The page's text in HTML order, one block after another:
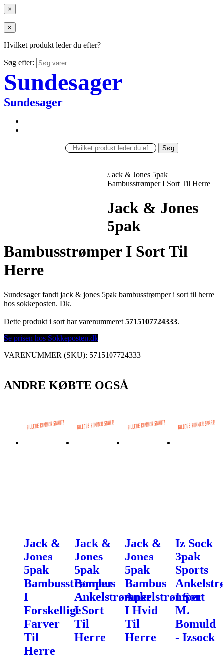
×
×
Hvilket produkt leder du efter?
Søg efter:
Sundesager
Sundesager
Søg
/Jack & Jones 5pak
Bambusstrømper I Sort Til Herre
Jack & Jones
5pak
Bambusstrømper I Sort Til
Herre
Sundesager fandt jack & jones 5pak bambusstrømper i sort til herre
hos sokkeposten. Dk.
Dette produkt i sort har varenummeret 5715107724333.
Se prisen hos Sokkeposten.dk
VARENUMMER (SKU): 5715107724333
ANDRE KØBTE OGSÅ
Jack &
Jones
5pak
Bambusstrømper
I
Forskellige
Farver
Til
Herre
Jack &
Jones
5pak
Bambus
Ankelstrømper
I Sort
Til
Herre
Jack &
Jones
5pak
Bambus
Ankelstrømper
I Hvid
Til
Herre
Iz Sock
3pak
Sports
I Sort
M.
Bomuld
- Izsock